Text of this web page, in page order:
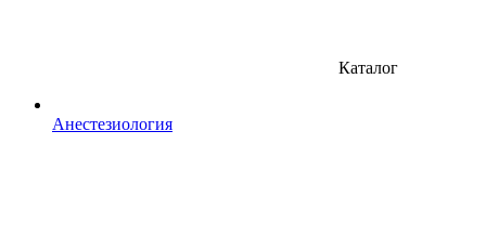
Каталог
Анестезиология